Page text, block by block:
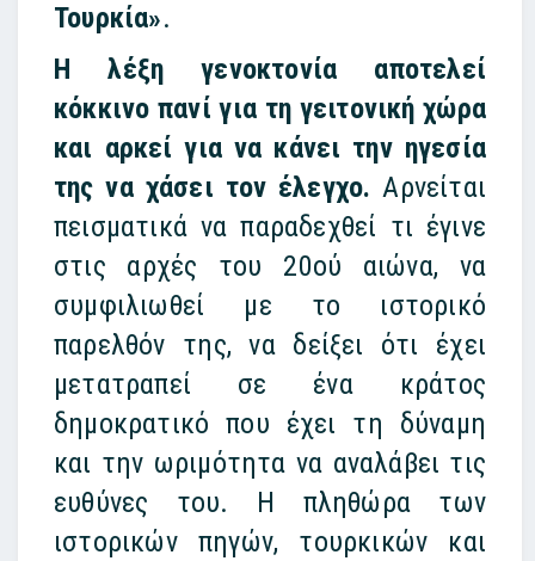
Τουρκία».
Η λέξη γενοκτονία αποτελεί
κόκκινο πανί για τη γειτονική χώρα
και αρκεί για να κάνει την ηγεσία
της να χάσει τον έλεγχο. Αρνείται
πεισματικά να παραδεχθεί τι έγινε
στις αρχές του 20ού αιώνα, να
συμφιλιωθεί με το ιστορικό
παρελθόν της, να δείξει ότι έχει
μετατραπεί σε ένα κράτος
δημοκρατικό που έχει τη δύναμη
και την ωριμότητα να αναλάβει τις
ευθύνες του. Η πληθώρα των
ιστορικών πηγών, τουρκικών και